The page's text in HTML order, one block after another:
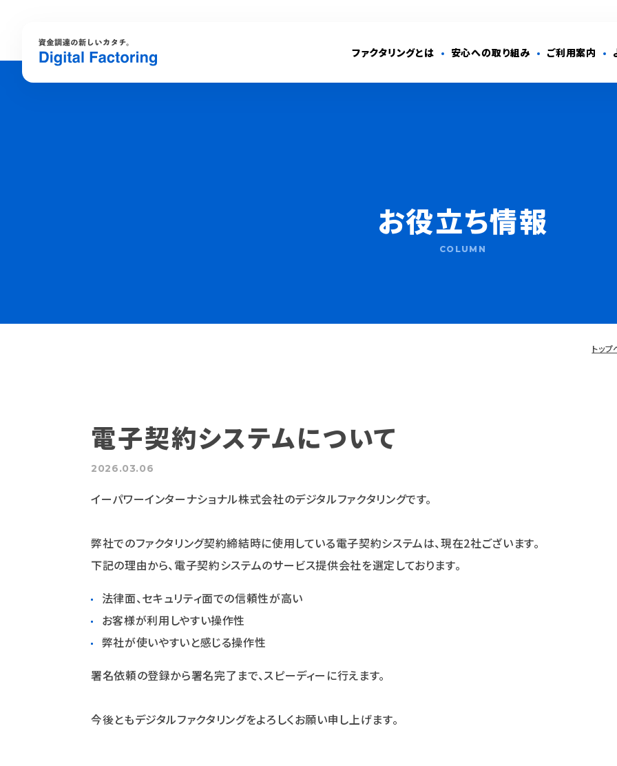
ファクタリングとは 安心への取り組み ご利用案内
お役立ち情報
COLUMN
トッ
電子契約システムについて
2026.03.06
イーパワーインターナショナル株式会社のデジタルファクタリングです。
弊社でのファクタリング契約締結時に使用している電子契約システムは、現在2社ございます。
下記の理由から、電子契約システムのサービス提供会社を選定しております。
法律面、セキュリティ面での信頼性が高い
お客様が利用しやすい操作性
弊社が使いやすいと感じる操作性
署名依頼の登録から署名完了まで、スピーディーに行えます。
今後ともデジタルファクタリングをよろしくお願い申し上げます。